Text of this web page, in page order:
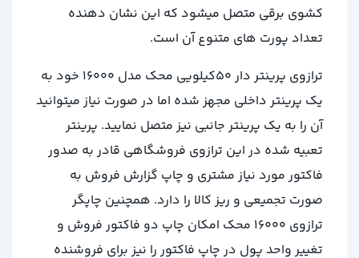
کشوی برقی متصل میشود که این نشان دهنده
تعداد پورت های متنوع آن است.
ترازوی پرینتر دار 50کیلویی محک مدل 16000 خود به
یک پرینتر داخلی مجهز شده اما در صورت نیاز میتوانید
آن را به یک پرینتر جانبی نیز متصل نمایید. پرینتر
تعبیه شده در این ترازوی فروشگاهی قادر به صدور
فاکتور مورد نیاز مشتری و چاپ گزارش فروش به
صورت تجمیعی و ریز کالا را دارد. همچنین چاپگر
ترازوی 16000 محک امکان چاپ دو فاکتور فروش و
تغییر واحد پول در چاپ فاکتور را نیز برای فروشنده